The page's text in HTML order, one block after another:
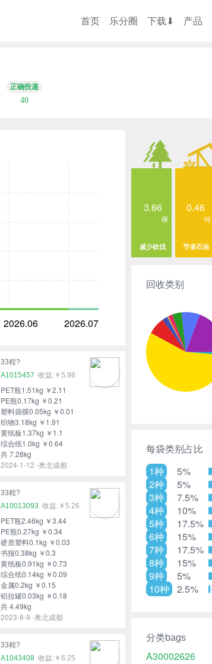
首页 乐分圈 下载⬇ 产品
正确投递
40
2026.06 2026.07
33程?
A1015457
￥5.98
PET瓶1.51kg ￥2.11
PE瓶0.17kg ￥0.21
塑料袋膜0.05kg ￥0.01
织物3.18kg ￥1.91
黄纸板1.37kg ￥1.1
综合纸1.0kg ￥0.64
共 7.28kg
2024-1-12 -奥北成都
33程?
A10013093
￥5.26
PET瓶2.46kg ￥3.44
PE瓶0.27kg ￥0.34
硬质塑料0.1kg ￥0.03
书报0.38kg ￥0.3
黄纸板0.91kg ￥0.73
综合纸0.14kg ￥0.09
金属0.2kg ￥0.15
铝拉罐0.03kg ￥0.18
共 4.49kg
2023-8-9 -奥北成都
33程?
A1043408
￥6.25
3.66
棵
减少砍伐
0.46
吨
节省石油
回收类别
每袋类别占比
1种
5%
2种
5%
3种
7.5%
4种
10%
5种
17.5%
6种
15%
7种
17.5%
8种
15%
9种
5%
10种
2.5%
分类bags
A30002626